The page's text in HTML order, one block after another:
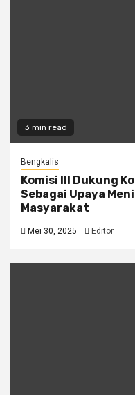
3 min read
Bengkalis
Komisi III Dukung
Sebagai Upaya
Masyarakat
Mei 30, 2025 Editor